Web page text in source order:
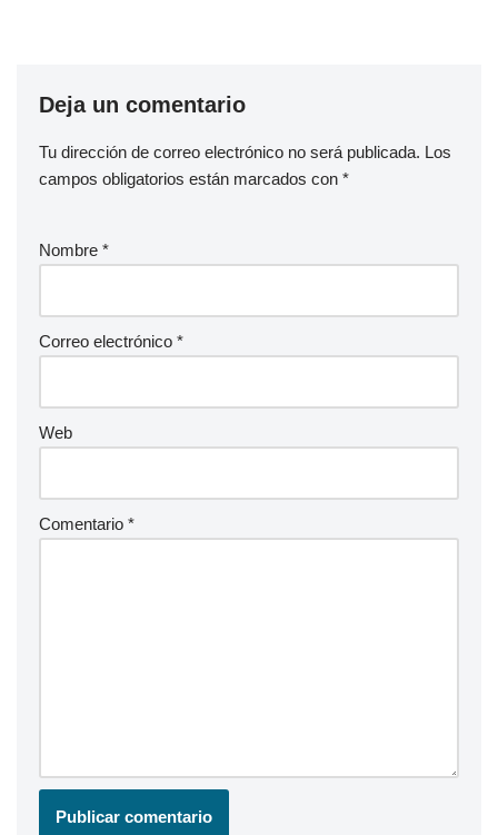
Deja un comentario
Tu dirección de correo electrónico no será publicada. Los
campos obligatorios están marcados con *
Nombre *
Correo electrónico *
Web
Comentario *